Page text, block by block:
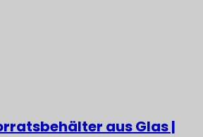
aus Glas |